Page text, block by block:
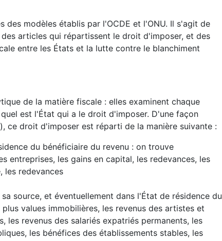
modèles établis par l'OCDE et l'ONU. Il s'agit de
articles qui répartissent le droit d'imposer, et des
entre les États et la lutte contre le blanchiment
de la matière fiscale : elles examinent chaque
est l'État qui a le droit d'imposer. D'une façon
ce droit d'imposer est réparti de la manière suivante :
du bénéficiaire du revenu : on trouve
entreprises, les gains en capital, les redevances, les
les redevances
source, et éventuellement dans l'État de résidence du
values immobilières, les revenus des artistes et
les revenus des salariés expatriés permanents, les
les bénéfices des établissements stables, les